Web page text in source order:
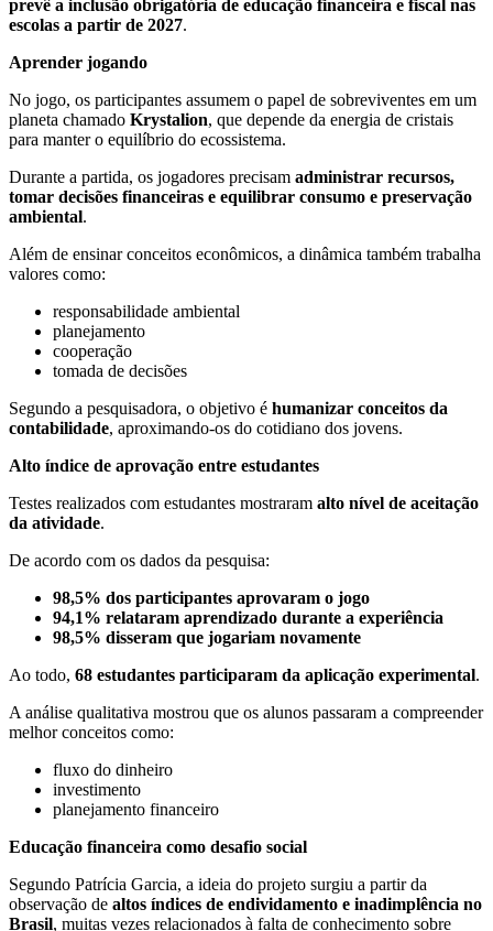
prevê a inclusão obrigatória de educação financeira e fiscal nas
escolas a partir de 2027.
Aprender jogando
No jogo, os participantes assumem o papel de sobreviventes em um
planeta chamado Krystalion, que depende da energia de cristais
para manter o equilíbrio do ecossistema.
Durante a partida, os jogadores precisam administrar recursos,
tomar decisões financeiras e equilibrar consumo e preservação
ambiental.
Além de ensinar conceitos econômicos, a dinâmica também trabalha
valores como:
responsabilidade ambiental
planejamento
cooperação
tomada de decisões
Segundo a pesquisadora, o objetivo é humanizar conceitos da
contabilidade, aproximando-os do cotidiano dos jovens.
Alto índice de aprovação entre estudantes
Testes realizados com estudantes mostraram alto nível de aceitação
da atividade.
De acordo com os dados da pesquisa:
98,5% dos participantes aprovaram o jogo
94,1% relataram aprendizado durante a experiência
98,5% disseram que jogariam novamente
Ao todo, 68 estudantes participaram da aplicação experimental.
A análise qualitativa mostrou que os alunos passaram a compreender
melhor conceitos como:
fluxo do dinheiro
investimento
planejamento financeiro
Educação financeira como desafio social
Segundo Patrícia Garcia, a ideia do projeto surgiu a partir da
observação de altos índices de endividamento e inadimplência no
Brasil, muitas vezes relacionados à falta de conhecimento sobre